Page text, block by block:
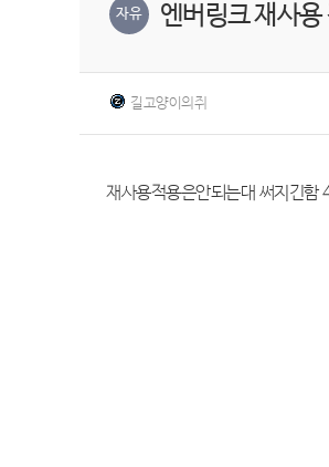
자유 엔버링크 재사
길고양이의쥐
재사용적용은안되는대 써지긴함